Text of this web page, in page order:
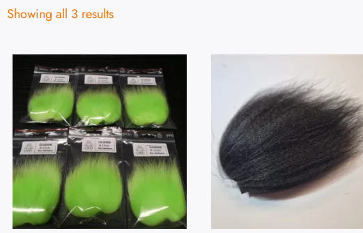
Showing all 3 results